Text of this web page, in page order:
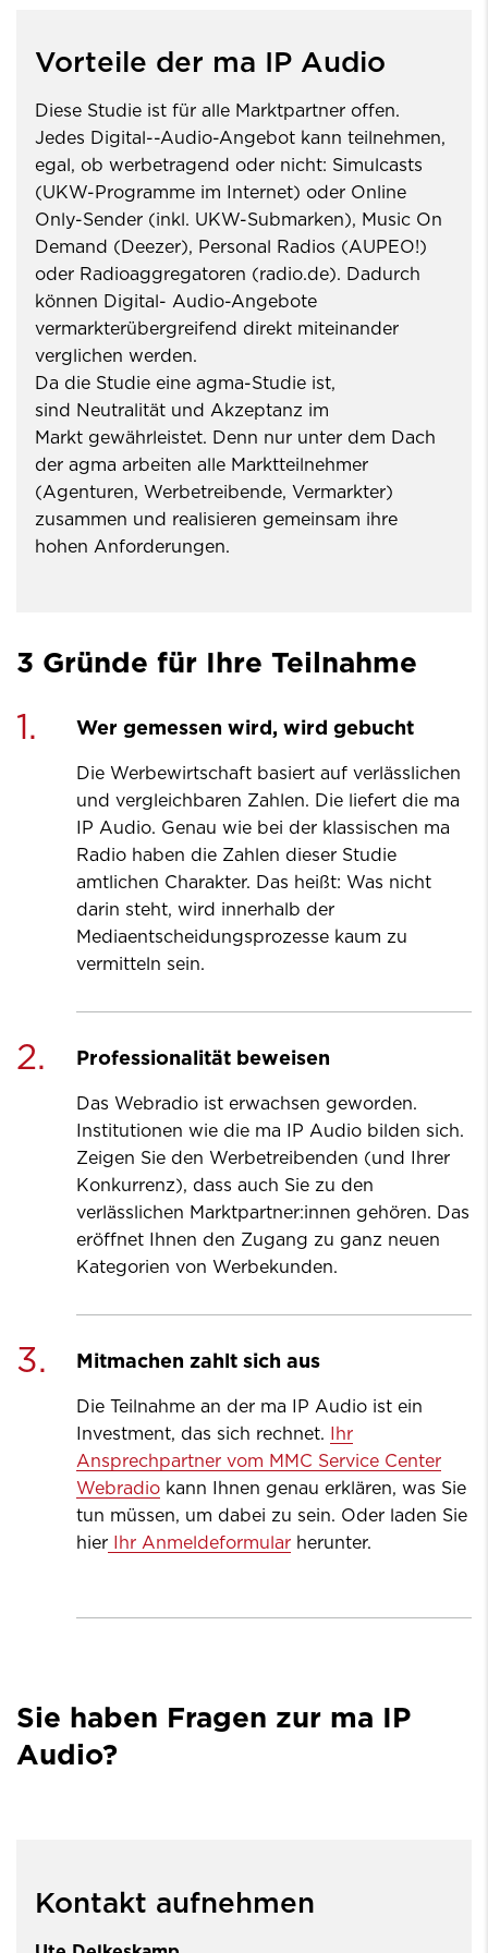
Vorteile der ma IP Audio
Diese Studie ist für alle Marktpartner offen.
Jedes Digital--Audio-Angebot kann teilnehmen,
egal, ob werbetragend oder nicht: Simulcasts
(UKW-Programme im Internet) oder Online
Only-Sender (inkl. UKW-Submarken), Music On
Demand (Deezer), Personal Radios (AUPEO!)
oder Radioaggregatoren (radio.de). Dadurch
können Digital- Audio-Angebote
vermarkterübergreifend direkt miteinander
verglichen werden.
Da die Studie eine agma-Studie ist,
sind Neutralität und Akzeptanz im
Markt gewährleistet. Denn nur unter dem Dach
der agma arbeiten alle Marktteilnehmer
(Agenturen, Werbetreibende, Vermarkter)
zusammen und realisieren gemeinsam ihre
hohen Anforderungen.
3 Gründe für Ihre Teilnahme
1. Wer gemessen wird, wird gebucht
Die Werbewirtschaft basiert auf verlässlichen
und vergleichbaren Zahlen. Die liefert die ma
IP Audio. Genau wie bei der klassischen ma
Radio haben die Zahlen dieser Studie
amtlichen Charakter. Das heißt: Was nicht
darin steht, wird innerhalb der
Mediaentscheidungsprozesse kaum zu
vermitteln sein.
2. Professionalität beweisen
Das Webradio ist erwachsen geworden.
Institutionen wie die ma IP Audio bilden sich.
Zeigen Sie den Werbetreibenden (und Ihrer
Konkurrenz), dass auch Sie zu den
verlässlichen Marktpartner:innen gehören. Das
eröffnet Ihnen den Zugang zu ganz neuen
Kategorien von Werbekunden.
3. Mitmachen zahlt sich aus
Die Teilnahme an der ma IP Audio ist ein
Investment, das sich rechnet.
Ihr
Ansprechpartner vom MMC Service Center
Webradio kann Ihnen genau erklären, was Sie
tun müssen, um dabei zu sein. Oder laden Sie
hier Ihr Anmeldeformular herunter.
Sie haben Fragen zur ma IP
Audio?
Kontakt aufnehmen